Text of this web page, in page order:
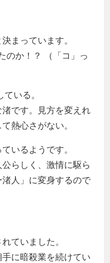
決まっています。
のか！？ （「コ」っ
いる。
渚です。見方を変えれ
熱心さがない。
いるようです。
らしく、激情に駆ら
人」に変身するので
ていました。
手に暗殺業を続けてい